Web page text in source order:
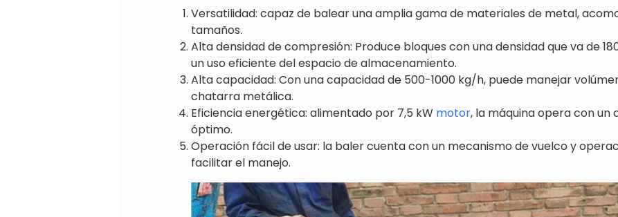
Versatilidad: capaz de balear una amplia gama de materiales de metal,
tamaños.
Alta densidad de compresión: Produce bloques con una densidad que va de
un uso eficiente del espacio de almacenamiento.
Alta capacidad: Con una capacidad de 500-1000 kg/h, puede manejar
chatarra metálica.
Eficiencia energética: alimentado por 7,5 kW motor, la máquina opera con un
óptimo.
Operación fácil de usar: la baler cuenta con un mecanismo de vuelco y
facilitar el manejo.